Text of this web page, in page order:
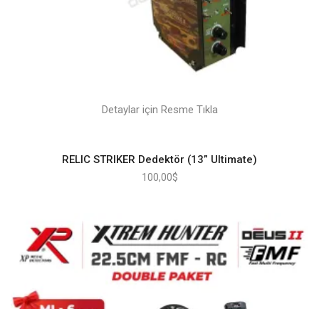
Detaylar için Resme Tıkla
RELIC STRIKER Dedektör (13” Ultimate)
100,00$